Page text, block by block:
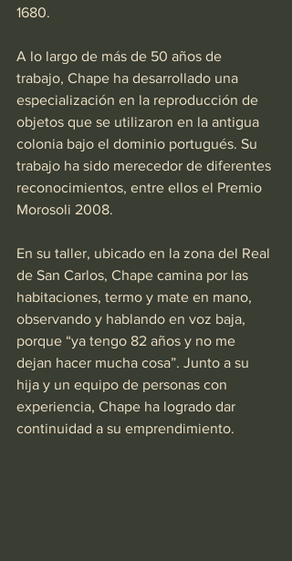
1680.
A lo largo de más de 50 años de
trabajo, Chape ha desarrollado una
especialización en la reproducción de
objetos que se utilizaron en la antigua
colonia bajo el dominio portugués. Su
trabajo ha sido merecedor de diferentes
reconocimientos, entre ellos el Premio
Morosoli 2008.
En su taller, ubicado en la zona del Real
de San Carlos, Chape camina por las
habitaciones, termo y mate en mano,
observando y hablando en voz baja,
porque “ya tengo 82 años y no me
dejan hacer mucha cosa”. Junto a su
hija y un equipo de personas con
experiencia, Chape ha logrado dar
continuidad a su emprendimiento.